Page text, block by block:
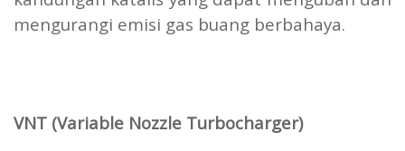
mengurangi emisi gas buang berbahaya.
VNT (Variable Nozzle Turbocharger)